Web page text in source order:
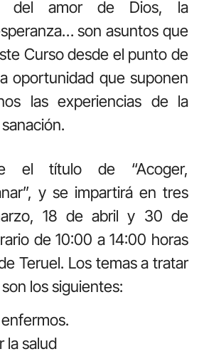
del amor de Dios, la
son asuntos que
Curso desde el punto de
oportunidad que suponen
las experiencias de la
el título de “Acoger,
y se impartirá en tres
18 de abril y 30 de
de 10:00 a 14:00 horas
Teruel. Los temas a tratar
los siguientes:
la salud